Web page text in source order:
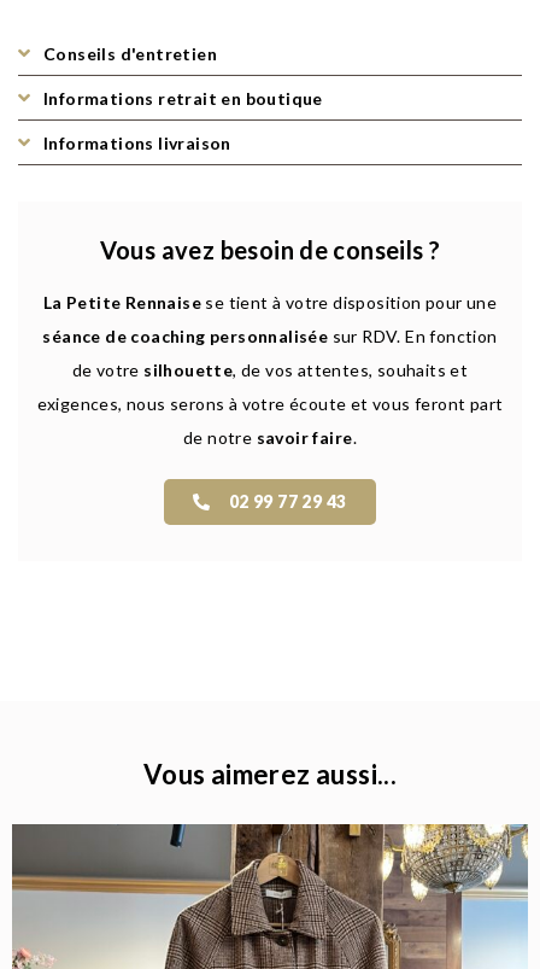
Conseils d'entretien
Informations retrait en boutique
Informations livraison
Vous avez besoin de conseils ?
La Petite Rennaise se tient à votre disposition pour une
séance de coaching personnalisée sur RDV. En fonction
de votre silhouette, de vos attentes, souhaits et
exigences, nous serons à votre écoute et vous feront part
de notre savoir faire.
02 99 77 29 43
Vous aimerez aussi...